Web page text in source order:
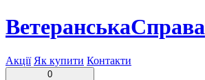
ВетеранськаСправа
Акції Як купити Контакти
0